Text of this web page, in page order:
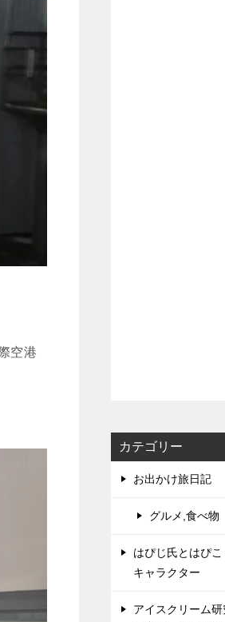
空港
カテゴリー
お出かけ旅日記
グルメ,食べ物
はぴじ氏とはぴ
キャラクター
アイスクリーム